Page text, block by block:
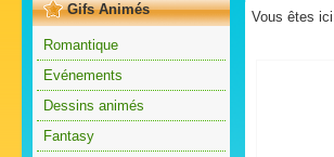
Gifs Animés
Romantique
Evénements
Dessins animés
Fantasy
Vous êtes